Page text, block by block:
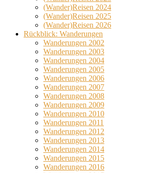
(Wander)Reisen 2024
(Wander)Reisen 2025
(Wander)Reisen 2026
Rückblick: Wanderungen
Wanderungen 2002
Wanderungen 2003
Wanderungen 2004
Wanderungen 2005
Wanderungen 2006
Wanderungen 2007
Wanderungen 2008
Wanderungen 2009
Wanderungen 2010
Wanderungen 2011
Wanderungen 2012
Wanderungen 2013
Wanderungen 2014
Wanderungen 2015
Wanderungen 2016